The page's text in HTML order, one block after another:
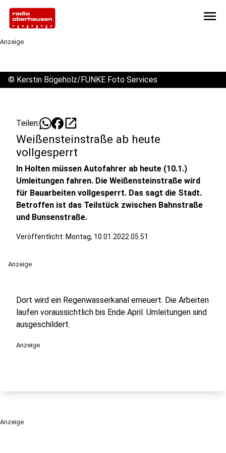
menu
Anzeige
© Kerstin Bögeholz/FUNKE Foto Services
Teilen: open_in_new
Weißensteinstraße ab heute
vollgesperrt
In Holten müssen Autofahrer ab heute (10.1.)
Umleitungen fahren. Die Weißensteinstraße wird
für Bauarbeiten vollgesperrt. Das sagt die Stadt.
Betroffen ist das Teilstück zwischen Bahnstraße
und Bunsenstraße.
Veröffentlicht: Montag, 10.01.2022 05:51
Anzeige
Dort wird ein Regenwasserkanal erneuert. Die Arbeiten
laufen voraussichtlich bis Ende April. Umleitungen sind
ausgeschildert.
Anzeige
Anzeige